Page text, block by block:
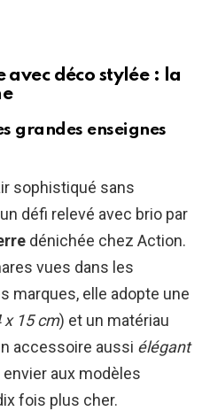
déco stylée : la
grandes enseignes
sophistiqué sans
défi relevé avec brio par
dénichée chez Action.
vues dans les
marques, elle adopte une
x 15 cm) et un matériau
accessoire aussi élégant
envier aux modèles
fois plus cher.